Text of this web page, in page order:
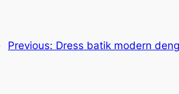
Previous: Dress batik modern